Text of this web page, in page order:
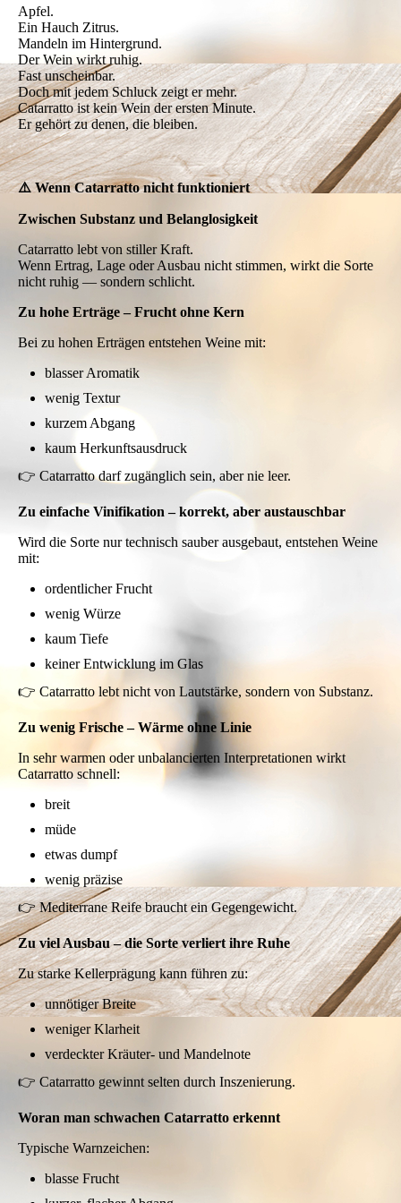
Apfel.
Ein Hauch Zitrus.
Mandeln im Hintergrund.
Der Wein wirkt ruhig.
Fast unscheinbar.
Doch mit jedem Schluck zeigt er mehr.
Catarratto ist kein Wein der ersten Minute.
Er gehört zu denen, die bleiben.
⚠️ Wenn Catarratto nicht funktioniert
Zwischen Substanz und Belanglosigkeit
Catarratto lebt von stiller Kraft.
Wenn Ertrag, Lage oder Ausbau nicht stimmen, wirkt die Sorte
nicht ruhig — sondern schlicht.
Zu hohe Erträge – Frucht ohne Kern
Bei zu hohen Erträgen entstehen Weine mit:
blasser Aromatik
wenig Textur
kurzem Abgang
kaum Herkunftsausdruck
👉 Catarratto darf zugänglich sein, aber nie leer.
Zu einfache Vinifikation – korrekt, aber austauschbar
Wird die Sorte nur technisch sauber ausgebaut, entstehen Weine
mit:
ordentlicher Frucht
wenig Würze
kaum Tiefe
keiner Entwicklung im Glas
👉 Catarratto lebt nicht von Lautstärke, sondern von Substanz.
Zu wenig Frische – Wärme ohne Linie
In sehr warmen oder unbalancierten Interpretationen wirkt
Catarratto schnell:
breit
müde
etwas dumpf
wenig präzise
👉 Mediterrane Reife braucht ein Gegengewicht.
Zu viel Ausbau – die Sorte verliert ihre Ruhe
Zu starke Kellerprägung kann führen zu:
unnötiger Breite
weniger Klarheit
verdeckter Kräuter- und Mandelnote
👉 Catarratto gewinnt selten durch Inszenierung.
Woran man schwachen Catarratto erkennt
Typische Warnzeichen:
blasse Frucht